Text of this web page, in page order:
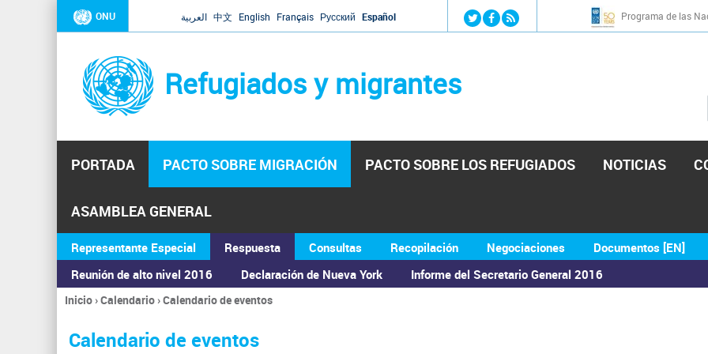
Jump to navigation
ONU العربية 中文 English Français Русский Español Programa de las
Refugiados y migrantes
PORTADA PACTO SOBRE MIGRACIÓN
Representante Especial
Respuesta
Reunión de alto nivel 2016
Declaración de Nueva York Informe del Secretario General 2016
Consultas Recopilación Negociaciones Documentos [EN]
PACTO SOBRE LOS REFUGIADOS NOTICIAS
ASAMBLEA GENERAL
Se
encuentra
usted
Inicio›Calendario›Calendario de eventos
Calendario de eventos